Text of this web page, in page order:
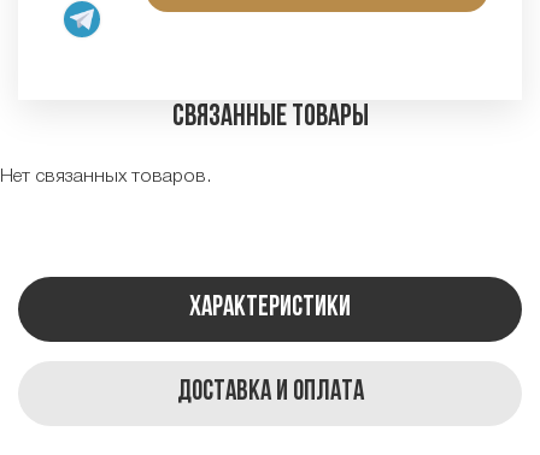
Связанные товары
Нет связанных товаров.
Характеристики
Доставка и оплата